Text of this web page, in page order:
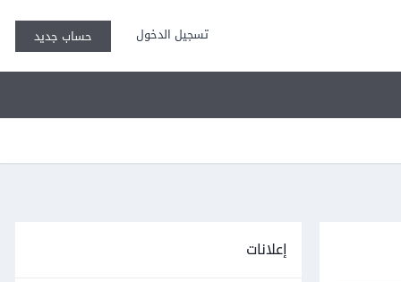
تسجيل الدخول حساب جديد
إعلانات